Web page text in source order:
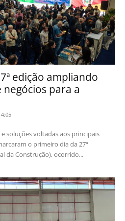
edição ampliando
para a
e soluções voltadas aos principais
o primeiro dia da 27ª
da Construção), ocorrido...